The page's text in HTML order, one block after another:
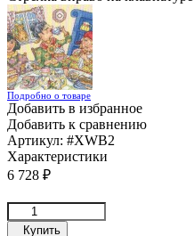
Подробно о товаре
Добавить в избранное
Добавить к сравнению
Артикул: #XWB2
Характеристики
6 728 ₽
Купить